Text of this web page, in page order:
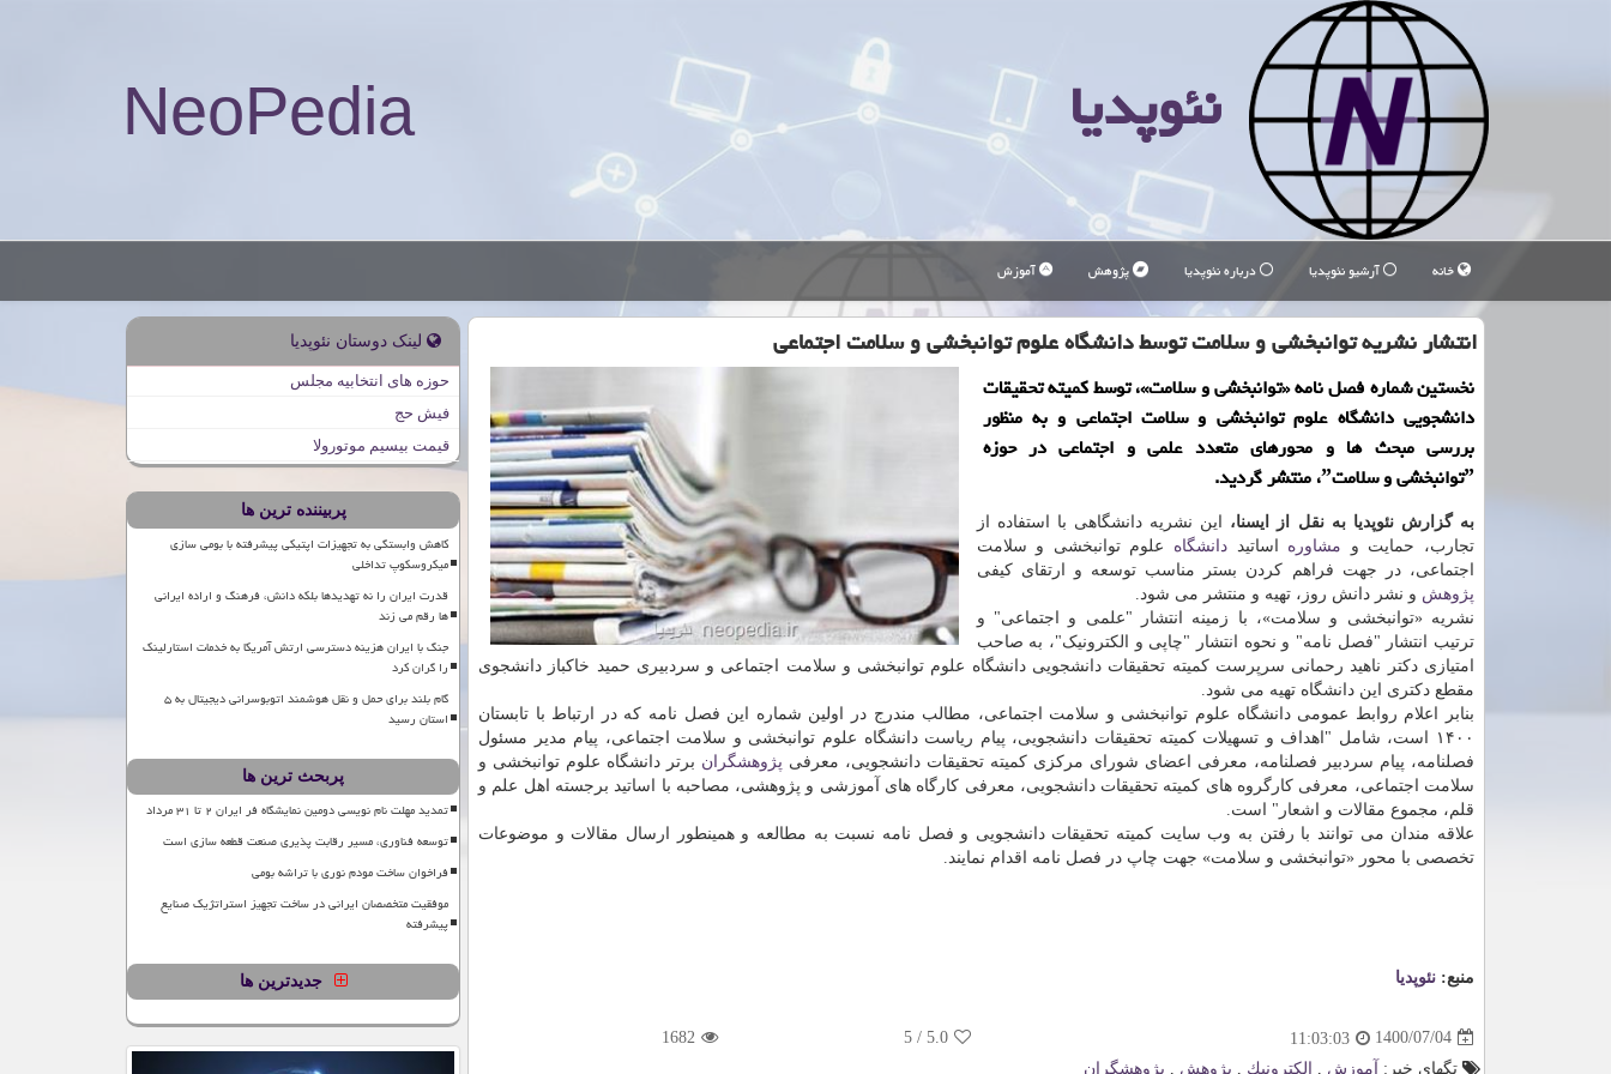
نئوپدیا NeoPedia
خانه آرشیو نئوپدیا درباره نئوپدیا پژوهش آموزش
انتشار نشریه توانبخشی و سلامت توسط دانشگاه علوم توانبخشی و سلامت اجتماعی
نخستین شماره فصل نامه «توانبخشی و سلامت»، توسط کمیته تحقیقات
دانشجویی دانشگاه علوم توانبخشی و سلامت اجتماعی و به منظور
بررسی مبحث ها و محورهای متعدد علمی و اجتماعی در حوزه
ˮتوانبخشی و سلامتˮ، منتشر گردید.
به گزارش نئوپدیا به نقل از ایسنا،
این نشریه دانشگاهی با استفاده از
تجارب، حمایت و مشاوره اساتیددانشگاه علوم توانبخشی و سلامت
اجتماعی، در جهت فراهم کردن بستر مناسب توسعه و ارتقای کیفی
پژوهش و نشر دانش روز، تهیه و منتشر می شود.
نشریه «توانبخشی و سلامت»، با زمینه انتشار "علمی و اجتماعی" و
ترتیب انتشار "فصل نامه" و نحوه انتشار "چاپی و الکترونیک"، به صاحب
امتیازی دکتر ناهید رحمانی سرپرست کمیته تحقیقات دانشجویی دانشگاه علوم توانبخشی و سلامت اجتماعی و سردبیری حمید خاکباز دانشجوی
مقطع دکتری این دانشگاه تهیه می شود.
بنابر اعلام روابط عمومی دانشگاه علوم توانبخشی و سلامت اجتماعی، مطالب مندرج در اولین شماره این فصل نامه که در ارتباط با تابستان
۱۴۰۰ است، شامل "اهداف و تسهیلات کمیته تحقیقات دانشجویی، پیام ریاست دانشگاه علوم توانبخشی و سلامت اجتماعی، پیام مدیر مسئول
فصلنامه، پیام سردبیر فصلنامه، معرفی اعضای شورای مرکزی کمیته تحقیقات دانشجویی، معرفی پژوهشگران برتر دانشگاه علوم توانبخشی و
سلامت اجتماعی، معرفی کارگروه های کمیته تحقیقات دانشجویی، معرفی کارگاه های آموزشی و پژوهشی، مصاحبه با اساتید برجسته اهل علم و
قلم، مجموع مقالات و اشعار" است.
علاقه مندان می توانند با رفتن به وب سایت کمیته تحقیقات دانشجویی و فصل نامه نسبت به مطالعه و همینطور ارسال مقالات و موضوعات
تخصصی با محور «توانبخشی و سلامت» جهت چاپ در فصل نامه اقدام نمایند.
منبع: نئوپدیا
1400/07/04
11:03:03
5.0
/
5
1682
تگهای خبر:
آموزش الكترونیك پژوهش پژوهشگران
لینک دوستان نئوپدیا
حوزه های انتخابیه مجلس
فیش حج
قیمت بیسیم موتورولا
پربیننده ترین ها
کاهش وابستگی به تجهیزات اپتیکی پیشرفته با بومی سازی
میکروسکوپ تداخلی
قدرت ایران را نه تهدیدها بلکه دانش، فرهنگ و اراده ایرانی
ها رقم می زند
جنگ با ایران هزینه دسترسی ارتش آمریکا به خدمات استارلینک
را گران کرد
گام بلند برای حمل و نقل هوشمند اتوبوسرانی دیجیتال به ۵
استان رسید
پربحث ترین ها
تمدید مهلت نام نویسی دومین نمایشگاه فر ایران ۲ تا ۳۱ مرداد
توسعه فناوری، مسیر رقابت پذیری صنعت قطعه سازی است
فراخوان ساخت مودم نوری با تراشه بومی
موفقیت متخصصان ایرانی در ساخت تجهیز استراتژیک صنایع
پیشرفته
جدیدترین ها